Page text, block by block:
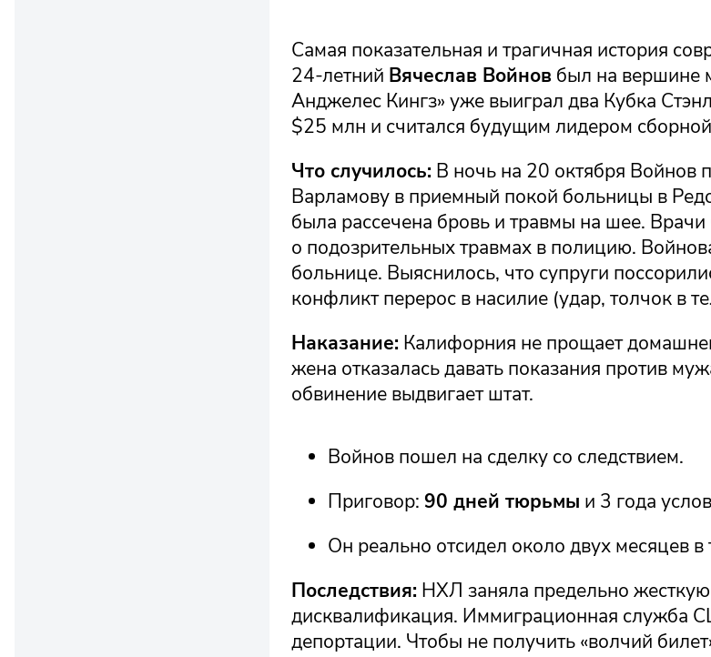
Самая показательная и трагичная история
24-летний Вячеслав Войнов был на вершине
Анджелес Кингз» уже выиграл два Кубка
$25 млн и считался будущим лидером
Что случилось: В ночь на 20 октября Войнов
Варламову в приемный покой больницы в
была рассечена бровь и травмы на шее.
о подозрительных травмах в полицию.
больнице. Выяснилось, что супруги
конфликт перерос в насилие (удар, толчок в
Наказание: Калифорния не прощает
жена отказалась давать показания против
обвинение выдвигает штат.
Войнов пошел на сделку со следствием.
Приговор: 90 дней тюрьмы и 3 года
Он реально отсидел около двух месяцев
Последствия: НХЛ заняла предельно
дисквалификация. Иммиграционная служба
депортации. Чтобы не получить «волчий